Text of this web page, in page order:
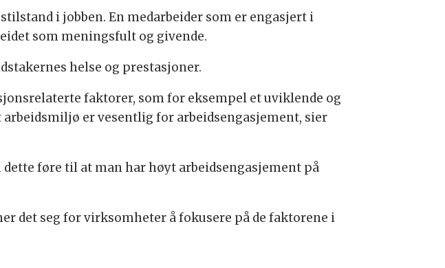
i jobben. En medarbeider som er engasjert i
som meningsfult og givende.
helse og prestasjoner.
faktorer, som for eksempel et uviklende og
er vesentlig for arbeidsengasjement, sier
føre til at man har høyt arbeidsengasjement på
det seg for virksomheter å fokusere på de faktorene i